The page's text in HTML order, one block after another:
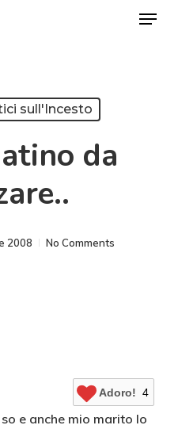
Menu
sull'Incesto
da
2008 No Comments
Adoro! 4
e anche mio marito lo